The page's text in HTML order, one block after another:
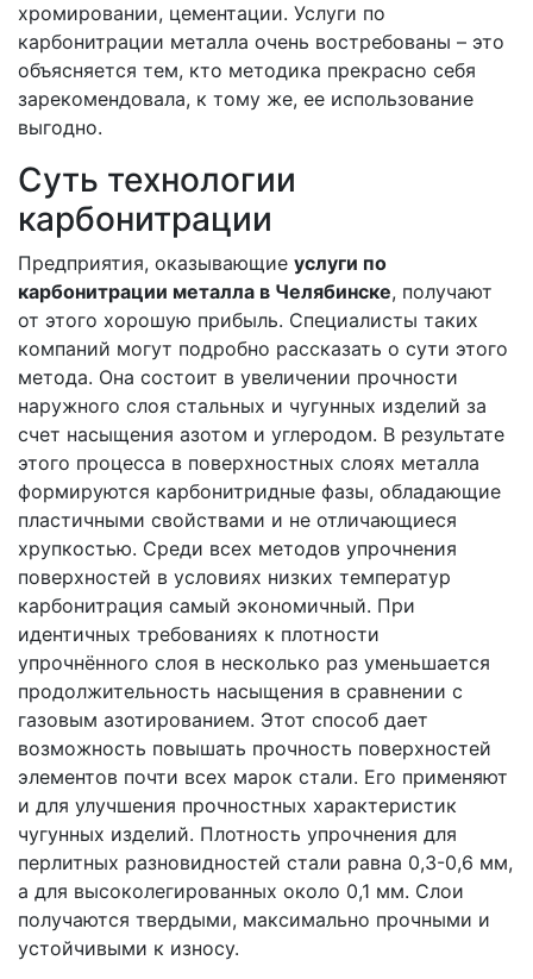
хромировании, цементации. Услуги по
карбонитрации металла очень востребованы – это
объясняется тем, кто методика прекрасно себя
зарекомендовала, к тому же, ее использование
выгодно.
Суть технологии
карбонитрации
Предприятия, оказывающие услуги по
карбонитрации металла в Челябинске, получают
от этого хорошую прибыль. Специалисты таких
компаний могут подробно рассказать о сути этого
метода. Она состоит в увеличении прочности
наружного слоя стальных и чугунных изделий за
счет насыщения азотом и углеродом. В результате
этого процесса в поверхностных слоях металла
формируются карбонитридные фазы, обладающие
пластичными свойствами и не отличающиеся
хрупкостью. Среди всех методов упрочнения
поверхностей в условиях низких температур
карбонитрация самый экономичный. При
идентичных требованиях к плотности
упрочнённого слоя в несколько раз уменьшается
продолжительность насыщения в сравнении с
газовым азотированием. Этот способ дает
возможность повышать прочность поверхностей
элементов почти всех марок стали. Его применяют
и для улучшения прочностных характеристик
чугунных изделий. Плотность упрочнения для
перлитных разновидностей стали равна 0,3-0,6 мм,
а для высоколегированных около 0,1 мм. Слои
получаются твердыми, максимально прочными и
устойчивыми к износу.